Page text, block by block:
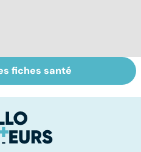
Cancer : la
fatigue avant
fiches santé